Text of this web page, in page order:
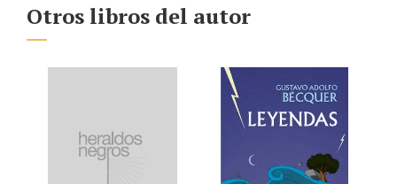
Otros libros del autor